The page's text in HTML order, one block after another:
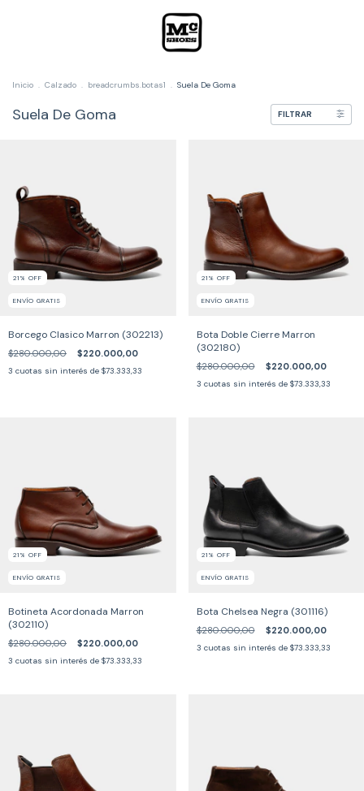
Inicio . Calzado . breadcrumbs.botas1 . Suela De Goma
Suela De Goma FILTRAR
21 % OFF
ENVÍO GRATIS
Borcego Clasico Marron (302213)
$280.000,00 $220.000,00
3 cuotas sin interés de $73.333,33
21 % OFF
ENVÍO GRATIS
Bota Doble Cierre Marron
(302180)
$280.000,00 $220.000,00
3 cuotas sin interés de $73.333,33
21 % OFF
ENVÍO GRATIS
Botineta Acordonada Marron
(302110)
$280.000,00 $220.000,00
3 cuotas sin interés de $73.333,33
21 % OFF
ENVÍO GRATIS
Bota Chelsea Negra (301116)
$280.000,00 $220.000,00
3 cuotas sin interés de $73.333,33